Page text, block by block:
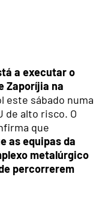
a executar o
Zaporíjia na
este sábado numa
de alto risco. O
que
as equipas da
metalúrgico
percorrerem